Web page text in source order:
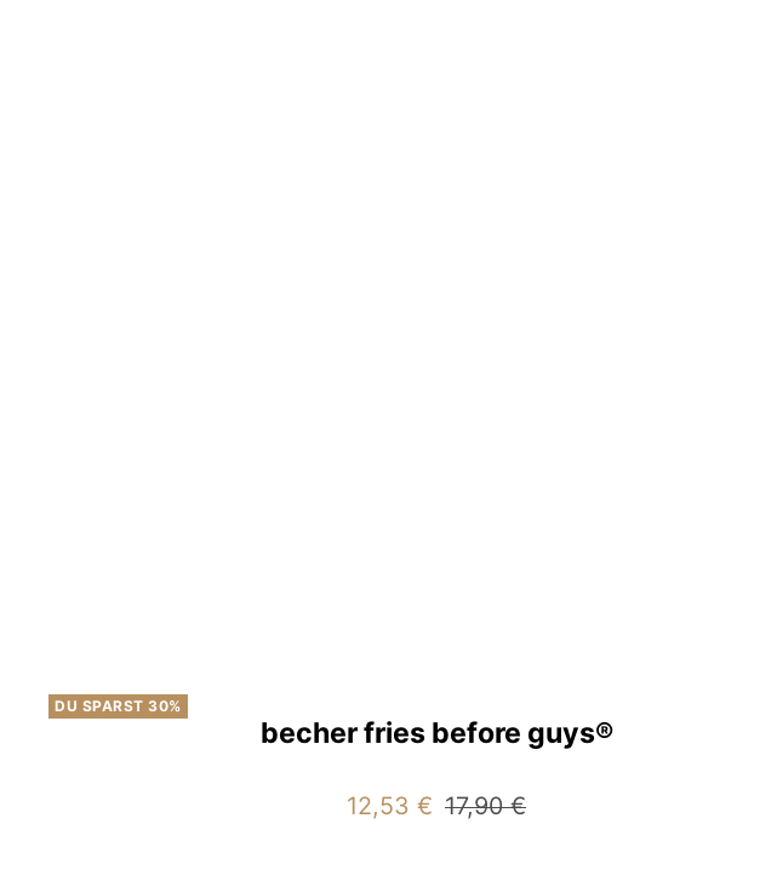
DU SPARST 30%
becher fries before guys®
Angebotspreis
12,53 € Regulärer
17,90 €